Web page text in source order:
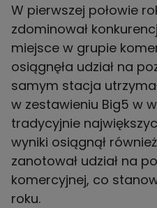
W pierwszej połowie
zdominował
miejsce w grupie
osiągnęła udział na
samym stacja
w zestawieniu Big5 w
tradycyjnie
wyniki osiągnął
zanotował udział na
komercyjnej, co
roku.